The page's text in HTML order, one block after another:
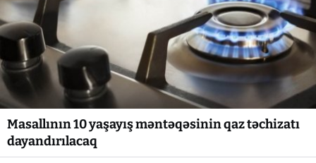
Masallının 10 yaşayış məntəqəsinin qaz təchizatı
dayandırılacaq